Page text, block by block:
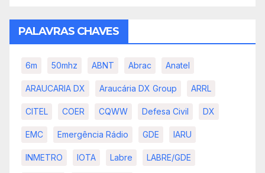
PALAVRAS CHAVES
6m 50mhz ABNT Abrac Anatel
ARAUCARIA DX Araucária DX Group ARRL
CITEL COER CQWW Defesa Civil DX
EMC Emergência Rádio GDE IARU
INMETRO IOTA Labre LABRE/GDE